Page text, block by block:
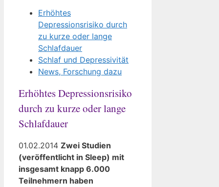
Erhöhtes
Depressionsrisiko durch
zu kurze oder lange
Schlafdauer
Schlaf und Depressivität
News, Forschung dazu
Erhöhtes Depressionsrisiko
durch zu kurze oder lange
Schlafdauer
01.02.2014 Zwei Studien
(veröffentlicht in Sleep) mit
insgesamt knapp 6.000
Teilnehmern haben